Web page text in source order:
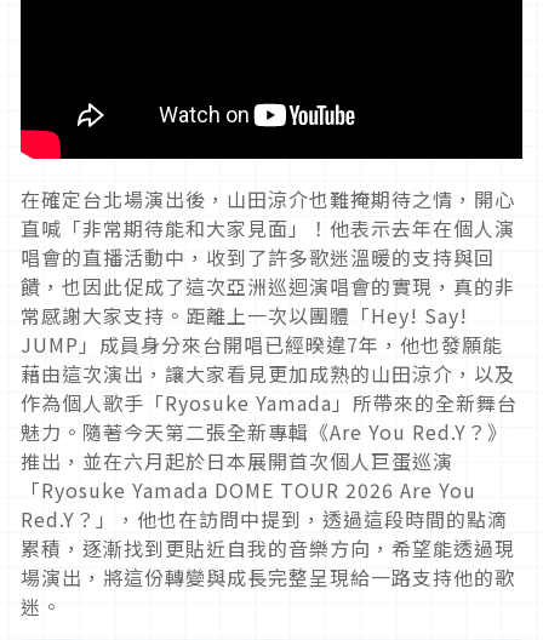
在確定台北場演出後，山田涼介也難掩期待之情，開心
直喊「非常期待能和大家見面」！他表示去年在個人演
唱會的直播活動中，收到了許多歌迷溫暖的支持與回
饋，也因此促成了這次亞洲巡迴演唱會的實現，真的非
常感謝大家支持。距離上一次以團體「Hey! Say!
JUMP」成員身分來台開唱已經暌違7年，他也發願能
藉由這次演出，讓大家看見更加成熟的山田涼介，以及
作為個人歌手「Ryosuke Yamada」所帶來的全新舞台
魅力。隨著今天第二張全新專輯《Are You Red.Y？》
推出，並在六月起於日本展開首次個人巨蛋巡演
「Ryosuke Yamada DOME TOUR 2026 Are You
Red.Y？」，他也在訪問中提到，透過這段時間的點滴
累積，逐漸找到更貼近自我的音樂方向，希望能透過現
場演出，將這份轉變與成長完整呈現給一路支持他的歌
迷。